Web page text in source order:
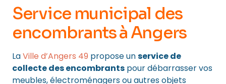
Service municipal des
encombrants à Angers
LaVille d’Angers 49 propose unservice de
collecte des encombrants pour débarrasser vos
meubles, électroménagers ou autres objets